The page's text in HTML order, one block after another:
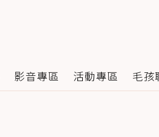
影音專區 活動專區 毛孩